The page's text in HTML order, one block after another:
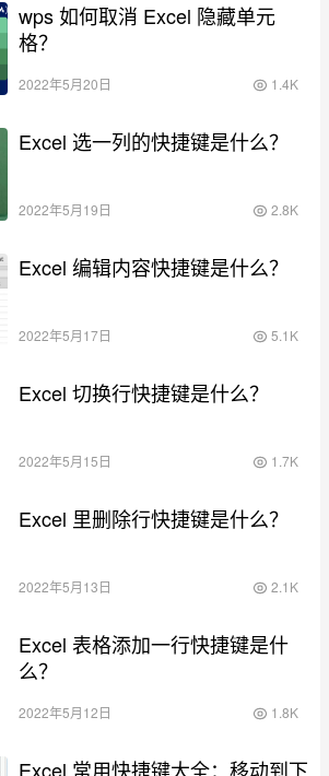
wps 如何取消 Excel 隐藏单元
格？
2022年5月20日 1.4K
Excel 选一列的快捷键是什么？
2022年5月19日 2.8K
Excel 编辑内容快捷键是什么？
2022年5月17日 5.1K
Excel 切换行快捷键是什么？
2022年5月15日 1.7K
Excel 里删除行快捷键是什么？
2022年5月13日 2.1K
Excel 表格添加一行快捷键是什
么？
2022年5月12日 1.8K
Excel 常用快捷键大全：移动到下